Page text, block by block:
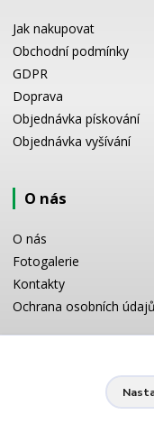
Jak nakupovat
Obchodní podmínky
GDPR
Doprava
Objednávka pískování
Objednávka vyšívání
O nás
O nás
Fotogalerie
Kontakty
Ochrana osobních údajů
Potřebujete poradit